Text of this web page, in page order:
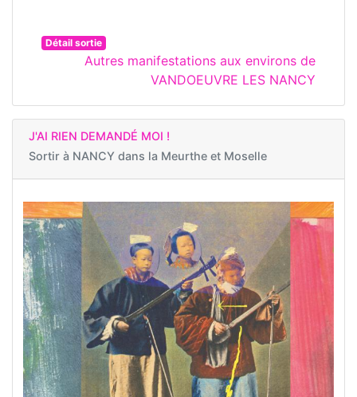
Détail sortie
Autres manifestations aux environs de
VANDOEUVRE LES NANCY
J'AI RIEN DEMANDÉ MOI !
Sortir à NANCY dans la Meurthe et Moselle